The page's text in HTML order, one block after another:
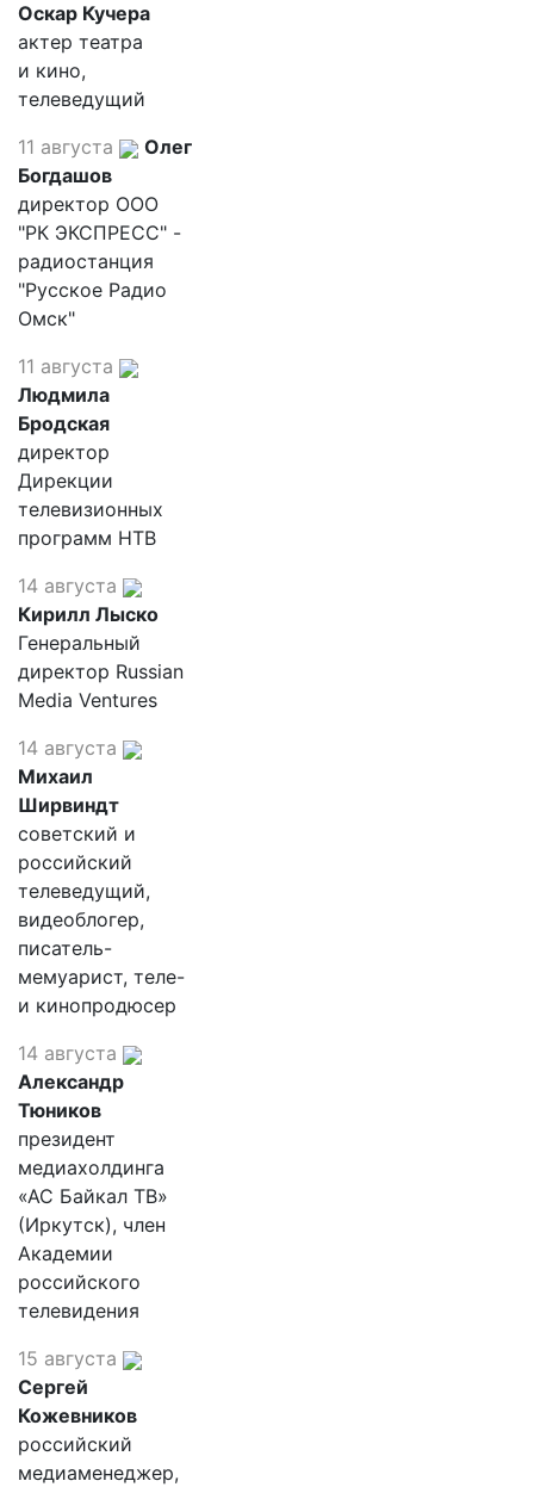
Оскар Кучера
актер театра
и кино,
телеведущий
11 августа
Олег
Богдашов
директор ООО
"РК ЭКСПРЕСС" -
радиостанция
"Русское Радио
Омск"
11 августа
Людмила
Бродская
директор
Дирекции
телевизионных
программ НТВ
14 августа
Кирилл Лыско
Генеральный
директор Russian
Media Ventures
14 августа
Михаил
Ширвиндт
советский и
российский
телеведущий,
видеоблогер,
писатель-
мемуарист, теле-
и кинопродюсер
14 августа
Александр
Тюников
президент
медиахолдинга
«АС Байкал ТВ»
(Иркутск), член
Академии
российского
телевидения
15 августа
Сергей
Кожевников
российский
медиаменеджер,